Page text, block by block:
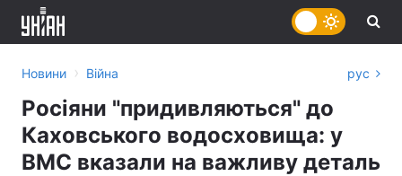
Новини › Війна рус
Росіяни "придивляються" до
Каховського водосховища: у
ВМС вказали на важливу деталь